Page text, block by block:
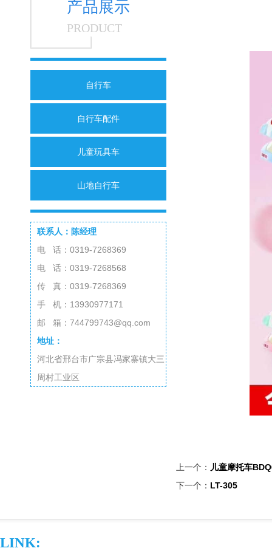
产品展示
PRODUCT
自行车
自行车配件
儿童玩具车
山地自行车
联系人：陈经理
电 话：0319-7268369
电 话：0319-7268568
传 真：0319-7268369
手 机：13930977171
邮 箱：744799743@qq.com
地址：
河北省邢台市广宗县冯家寨镇大三
周村工业区
上一个： 儿童摩托车
下一个： LT-305
LINK: